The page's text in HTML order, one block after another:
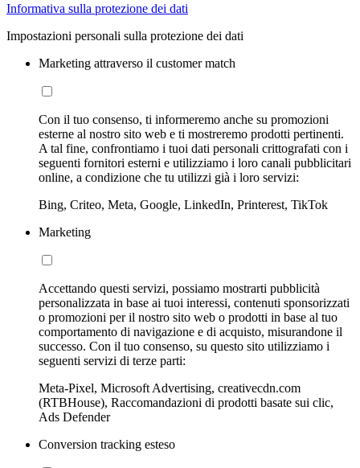
Informativa sulla protezione dei dati
Impostazioni personali sulla protezione dei dati
Marketing attraverso il customer match
Con il tuo consenso, ti informeremo anche su promozioni
esterne al nostro sito web e ti mostreremo prodotti pertinenti.
A tal fine, confrontiamo i tuoi dati personali crittografati con i
seguenti fornitori esterni e utilizziamo i loro canali pubblicitari
online, a condizione che tu utilizzi già i loro servizi:
Bing, Criteo, Meta, Google, LinkedIn, Printerest, TikTok
Marketing
Accettando questi servizi, possiamo mostrarti pubblicità
personalizzata in base ai tuoi interessi, contenuti sponsorizzati
o promozioni per il nostro sito web o prodotti in base al tuo
comportamento di navigazione e di acquisto, misurandone il
successo. Con il tuo consenso, su questo sito utilizziamo i
seguenti servizi di terze parti:
Meta-Pixel, Microsoft Advertising, creativecdn.com
(RTBHouse), Raccomandazioni di prodotti basate sui clic,
Ads Defender
Conversion tracking esteso